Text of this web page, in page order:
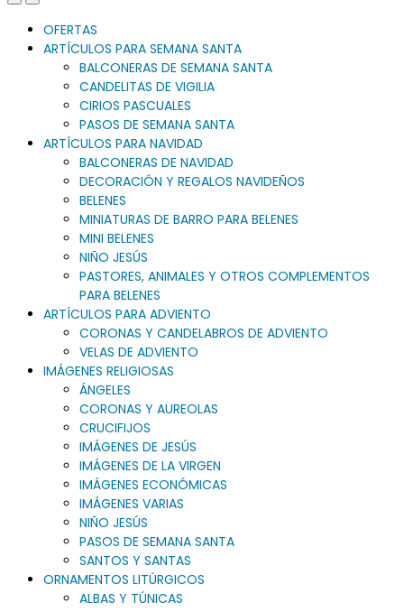
Previous
Slide
Next
Slide
OFERTAS
ARTÍCULOS PARA SEMANA SANTA
BALCONERAS DE SEMANA SANTA
CANDELITAS DE VIGILIA
CIRIOS PASCUALES
PASOS DE SEMANA SANTA
ARTÍCULOS PARA NAVIDAD
BALCONERAS DE NAVIDAD
DECORACIÓN Y REGALOS NAVIDEÑOS
BELENES
MINIATURAS DE BARRO PARA BELENES
MINI BELENES
NIÑO JESÚS
PASTORES, ANIMALES Y OTROS COMPLEMENTOS
PARA BELENES
ARTÍCULOS PARA ADVIENTO
CORONAS Y CANDELABROS DE ADVIENTO
VELAS DE ADVIENTO
IMÁGENES RELIGIOSAS
ÁNGELES
CORONAS Y AUREOLAS
CRUCIFIJOS
IMÁGENES DE JESÚS
IMÁGENES DE LA VIRGEN
IMÁGENES ECONÓMICAS
IMÁGENES VARIAS
NIÑO JESÚS
PASOS DE SEMANA SANTA
SANTOS Y SANTAS
ORNAMENTOS LITÚRGICOS
ALBAS Y TÚNICAS